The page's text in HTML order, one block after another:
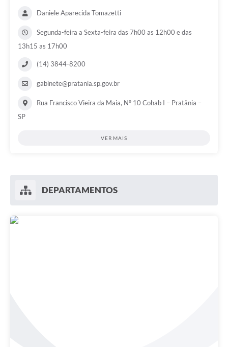
Daniele Aparecida Tomazetti
Segunda-feira a Sexta-feira das 7h00 as 12h00 e das
13h15 as 17h00
(14) 3844-8200
gabinete@pratania.sp.gov.br
Rua Francisco Vieira da Maia, Nº 10 Cohab I – Pratânia –
SP
VER MAIS
DEPARTAMENTOS